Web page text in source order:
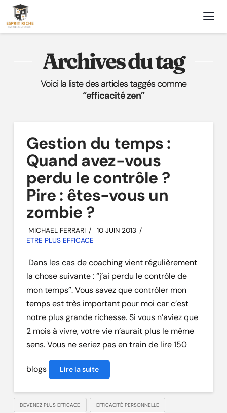
Archives du tag
Voici la liste des articles taggés comme
“efficacité zen”
Gestion du temps :
Quand avez-vous
perdu le contrôle ?
Pire : êtes-vous un
zombie ?
MICHAEL FERRARI
10 JUIN 2013
ETRE PLUS EFFICACE
Dans les cas de coaching vient régulièrement
la chose suivante : “j’ai perdu le contrôle de
mon temps”. Vous savez que contrôler mon
temps est très important pour moi car c’est
notre plus grande richesse. Si vous n’aviez que
2 mois à vivre, votre vie n’aurait plus le même
sens. Vous ne seriez pas en train de lire 150
blogs Lire la suite
DEVENEZ PLUS EFFICACE EFFICACITÉ PERSONNELLE